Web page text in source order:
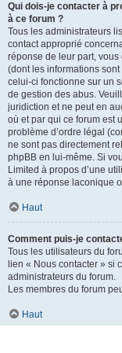
Qui dois-je contacter à
à ce forum ?
Tous les administrateurs
contact approprié
réponse de leur part,
(dont les informations
celui-ci fonctionne sur un
de gestion des abus.
juridiction et ne peut en
où et par qui ce forum est
problème d’ordre légal
ne sont pas directement
phpBB en lui-même. Si
Limited à propos d’une
à une réponse laconique
Haut
Comment puis-je
Tous les utilisateurs du
lien « Nous contacter » si
administrateurs du forum.
Les membres du forum
Haut